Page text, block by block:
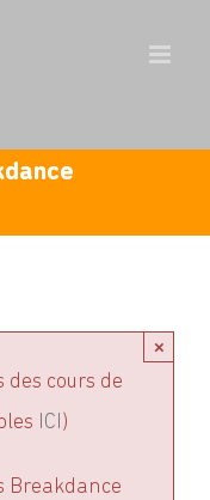
des cours de
ICI)
Breakdance
×